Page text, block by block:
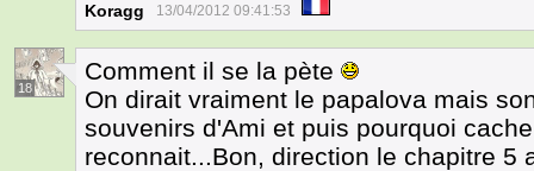
Koragg 13/04/2012 09:41:53
18
Comment il se la pète
On dirait vraiment le papalova mais
souvenirs d'Ami et puis pourquoi
reconnait...Bon, direction le chapitre